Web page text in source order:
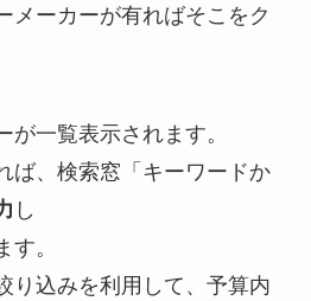
メーカーが有ればそこをク
が一覧表示されます。
ば、検索窓「キーワードか
し
。
り込みを利用して、予算内